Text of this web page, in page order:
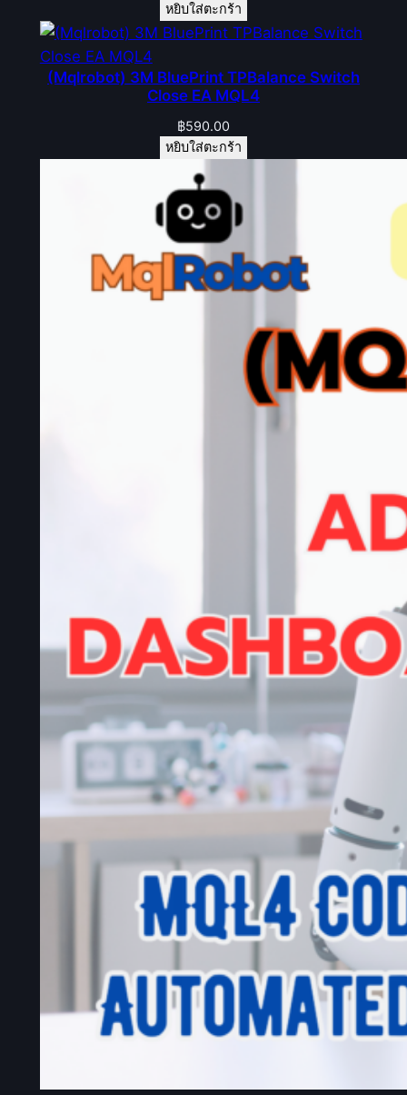
หยิบใส่ตะกร้า
(Mqlrobot) 3M BluePrint TPBalance Switch
Close EA MQL4
฿590.00
หยิบใส่ตะกร้า